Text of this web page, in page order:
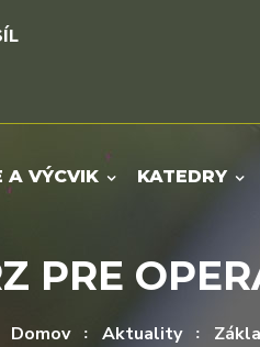
A VÝCVIK KATEDRY
PRE
Domov Aktuality